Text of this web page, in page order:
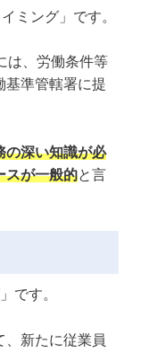
ミング」です。
は、労働条件等
基準管轄署に提
の深い知識が必
スが一般的と言
です。
、新たに従業員